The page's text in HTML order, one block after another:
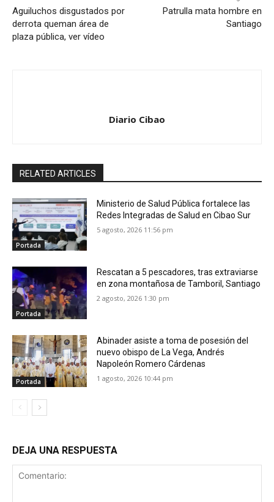
Aguiluchos disgustados por
derrota queman área de
plaza pública, ver vídeo
Patrulla mata hombre en
Santiago
Diario Cibao
RELATED ARTICLES
Portada
Ministerio de Salud Pública fortalece las
Redes Integradas de Salud en Cibao Sur
5 agosto, 2026 11:56 pm
Portada
Rescatan a 5 pescadores, tras extraviarse
en zona montañosa de Tamboril, Santiago
2 agosto, 2026 1:30 pm
Portada
Abinader asiste a toma de posesión del
nuevo obispo de La Vega, Andrés
Napoleón Romero Cárdenas
1 agosto, 2026 10:44 pm
DEJA UNA RESPUESTA